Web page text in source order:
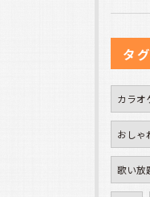
タグ
カラオ
おしゃ
歌い放